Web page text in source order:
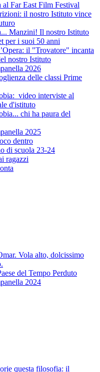
al Far East Film Festival
il nostro Istituto vince
Manzini! Il nostro Istituto
per i suoi 50 anni
il "Trovatore" incanta
nostro Istituto
2026
delle classi Prime
video interviste al
d'istituto
chi ha paura del
2025
dentro
di scuola 23-24
ragazzi
Vola alto, dolcissimo
del Tempo Perduto
2024
questa filosofia: il